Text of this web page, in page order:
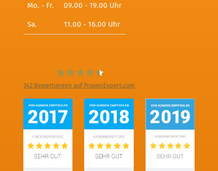
Mo. - Fr. 09.00 - 19.00 Uhr
Sa. 11.00 - 16.00 Uhr
Digitale Fotografien - Foto und Film
Produktion
342 Bewertungen auf ProvenExpert.com